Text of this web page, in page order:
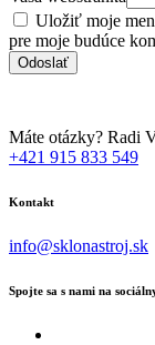
Uložiť moje
pre moje budúce
Máte otázky? Radi
+421 915 833 549
Kontakt
info@sklonastroj.sk
Spojte sa s nami na